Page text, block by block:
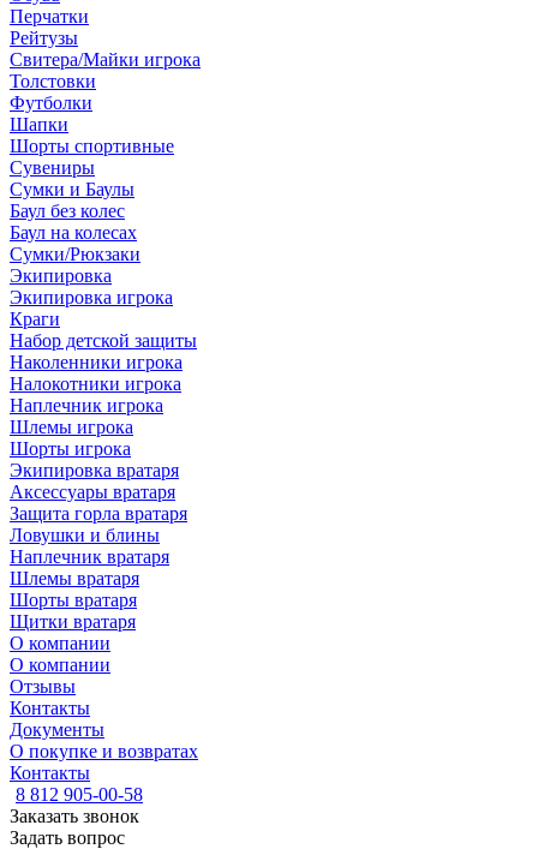
Перчатки
Рейтузы
Свитера/Майки игрока
Толстовки
Футболки
Шапки
Шорты спортивные
Сувениры
Сумки и Баулы
Баул без колес
Баул на колесах
Сумки/Рюкзаки
Экипировка
Экипировка игрока
Краги
Набор детской защиты
Наколенники игрока
Налокотники игрока
Наплечник игрока
Шлемы игрока
Шорты игрока
Экипировка вратаря
Аксессуары вратаря
Защита горла вратаря
Ловушки и блины
Наплечник вратаря
Шлемы вратаря
Шорты вратаря
Щитки вратаря
О компании
О компании
Отзывы
Контакты
Документы
О покупке и возвратах
Контакты
8 812 905-00-58
Заказать звонок
Задать вопрос